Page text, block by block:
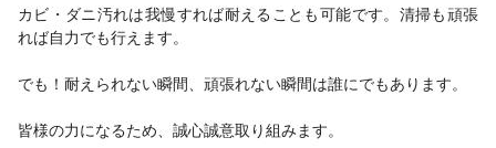
カビ・ダニ汚れは我慢すれば耐えることも可能です。清掃も頑張
れば自力でも行えます。
でも！耐えられない瞬間、頑張れない瞬間は誰にでもあります。
皆様の力になるため、誠心誠意取り組みます。